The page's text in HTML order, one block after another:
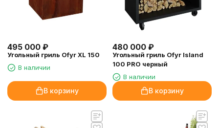
495 000 ₽
Угольный гриль Ofyr XL 150
В наличии
В корзину
480 000 ₽
Угольный гриль Ofyr Island
100 PRO черный
В наличии
В корзину